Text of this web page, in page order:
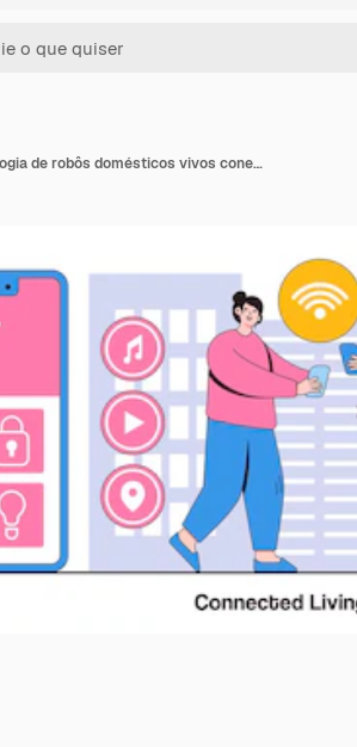
Casa inteligente 20 conceitos de tecnologia de robôs domésticos vivos conectados com personagens de pessoas Cidade e casa com inteligência cognitiva Pacote de ilustração vetorial de tecnologia inovadora da Internet das Coisas